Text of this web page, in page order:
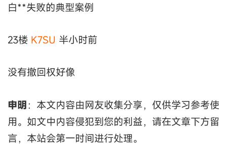
白**失败的典型案例
23楼 K7SU 半小时前
没有撤回权好像
申明：本文内容由网友收集分享，仅供学习参考使
用。如文中内容侵犯到您的利益，请在文章下方留
言，本站会第一时间进行处理。